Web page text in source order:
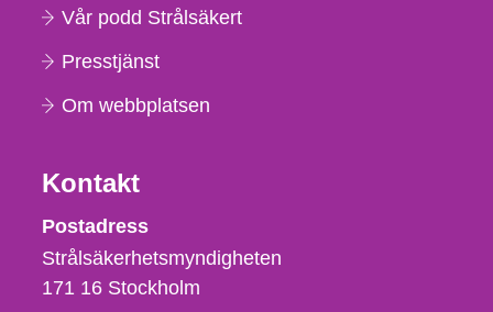
Vår podd Strålsäkert
Presstjänst
Om webbplatsen
Kontakt
Strålsäkerhetsmyndigheten
Postadress
Strålsäkerhetsmyndigheten
171 16 Stockholm